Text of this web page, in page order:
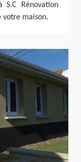
S.C Rénovation
votre maison.